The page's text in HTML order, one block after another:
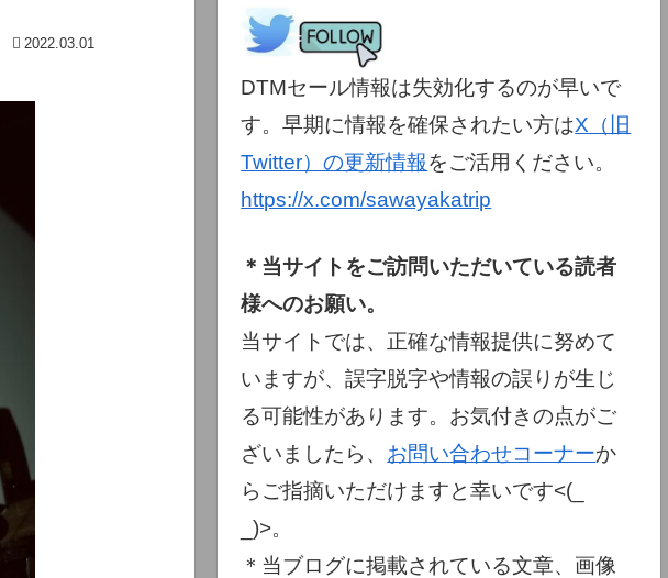
2022.03.01
DTMセール情報は失効化するのが早いで
す。早期に情報を確保されたい方はX（旧
Twitter）の更新情報をご活用ください。
https://x.com/sawayakatrip
＊当サイトをご訪問いただいている読者
様へのお願い。
当サイトでは、正確な情報提供に努めて
いますが、誤字脱字や情報の誤りが生じ
る可能性があります。お気付きの点がご
ざいましたら、 お問い合わせコーナーか
らご指摘いただけますと幸いです<(_
_)>。
＊当ブログに掲載されている文章、画像